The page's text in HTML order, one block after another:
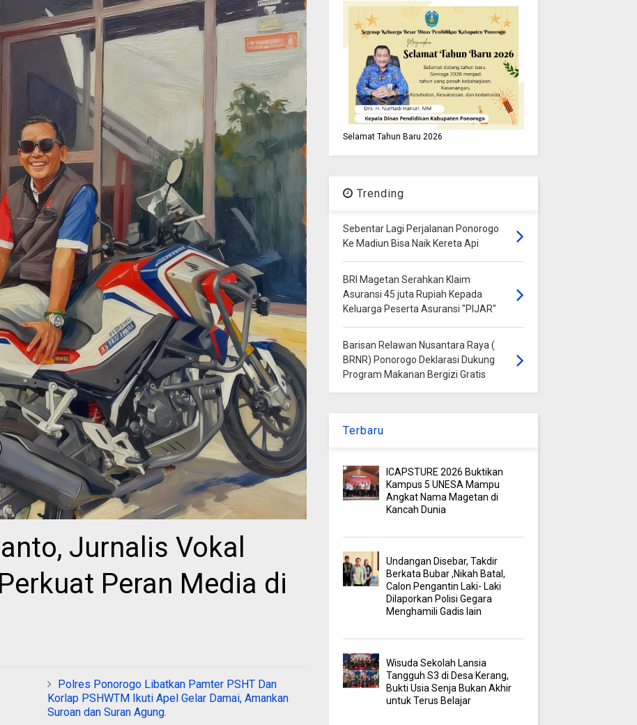
Jurnalis Vokal
Peran Media di
Polres Ponorogo Libatkan Pamter PSHT Dan
Korlap PSHWTM Ikuti Apel Gelar Damai, Amankan
Suroan dan Suran Agung.
Selamat Tahun Baru 2026
Trending
Sebentar Lagi Perjalanan Ponorogo
Ke Madiun Bisa Naik Kereta Api
BRI Magetan Serahkan Klaim
Asuransi 45 juta Rupiah Kepada
Keluarga Peserta Asuransi "PIJAR"
Barisan Relawan Nusantara Raya (
BRNR) Ponorogo Deklarasi Dukung
Program Makanan Bergizi Gratis
Terbaru
ICAPSTURE 2026 Buktikan
Kampus 5 UNESA Mampu
Angkat Nama Magetan di
Kancah Dunia
Undangan Disebar, Takdir
Berkata Bubar ,Nikah Batal,
Calon Pengantin Laki- Laki
Dilaporkan Polisi Gegara
Menghamili Gadis lain
Wisuda Sekolah Lansia
Tangguh S3 di Desa Kerang,
Bukti Usia Senja Bukan Akhir
untuk Terus Belajar